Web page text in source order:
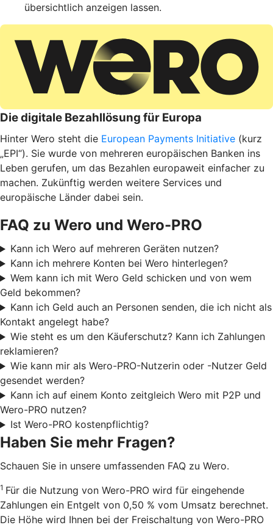
übersichtlich anzeigen lassen.
Die digitale Bezahllösung für Europa
Hinter Wero steht die European Payments Initiative (kurz
„EPI“). Sie wurde von mehreren europäischen Banken ins
Leben gerufen, um das Bezahlen europaweit einfacher zu
machen. Zukünftig werden weitere Services und
europäische Länder dabei sein.
FAQ zu Wero und Wero-PRO
Kann ich Wero auf mehreren Geräten nutzen?
Kann ich mehrere Konten bei Wero hinterlegen?
Wem kann ich mit Wero Geld schicken und von wem
Geld bekommen?
Kann ich Geld auch an Personen senden, die ich nicht als
Kontakt angelegt habe?
Wie steht es um den Käuferschutz? Kann ich Zahlungen
reklamieren?
Wie kann mir als Wero-PRO-Nutzerin oder -Nutzer Geld
gesendet werden?
Kann ich auf einem Konto zeitgleich Wero mit P2P und
Wero-PRO nutzen?
Ist Wero-PRO kostenpflichtig?
Haben Sie mehr Fragen?
Schauen Sie in unsere umfassenden FAQ zu Wero.
1 Für die Nutzung von Wero-PRO wird für eingehende
Zahlungen ein Entgelt von 0,50 % vom Umsatz berechnet.
Die Höhe wird Ihnen bei der Freischaltung von Wero-PRO